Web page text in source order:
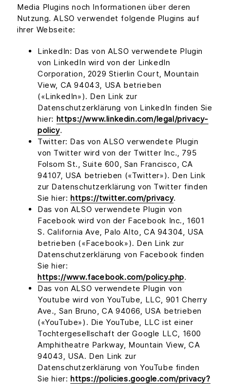
Media Plugins noch Informationen über deren
Nutzung. ALSO verwendet folgende Plugins auf
ihrer Webseite:
LinkedIn: Das von ALSO verwendete Plugin
von LinkedIn wird von der LinkedIn
Corporation, 2029 Stierlin Court, Mountain
View, CA 94043, USA betrieben
(«LinkedIn»). Den Link zur
Datenschutzerklärung von LinkedIn finden Sie
hier: https://www.linkedin.com/legal/privacy-
policy.
Twitter: Das von ALSO verwendete Plugin
von Twitter wird von der Twitter Inc., 795
Folsom St., Suite 600, San Francisco, CA
94107, USA betrieben («Twitter»). Den Link
zur Datenschutzerklärung von Twitter finden
Sie hier: https://twitter.com/privacy.
Das von ALSO verwendete Plugin von
Facebook wird von der Facebook Inc., 1601
S. California Ave, Palo Alto, CA 94304, USA
betrieben («Facebook»). Den Link zur
Datenschutzerklärung von Facebook finden
Sie hier:
https://www.facebook.com/policy.php.
Das von ALSO verwendete Plugin von
Youtube wird von YouTube, LLC, 901 Cherry
Ave., San Bruno, CA 94066, USA betrieben
(«YouTube»). Die YouTube, LLC ist einer
Tochtergesellschaft der Google LLC, 1600
Amphitheatre Parkway, Mountain View, CA
94043, USA. Den Link zur
Datenschutzerklärung von YouTube finden
Sie hier: https://policies.google.com/privacy?